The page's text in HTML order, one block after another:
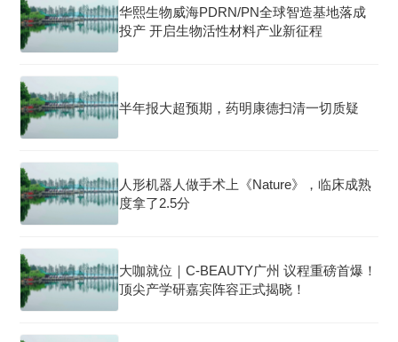
华熙生物威海PDRN/PN全球智造基地落成
投产 开启生物活性材料产业新征程
半年报大超预期，药明康德扫清一切质疑
人形机器人做手术上《Nature》，临床成熟
度拿了2.5分
大咖就位｜C-BEAUTY广州 议程重磅首爆！
顶尖产学研嘉宾阵容正式揭晓！